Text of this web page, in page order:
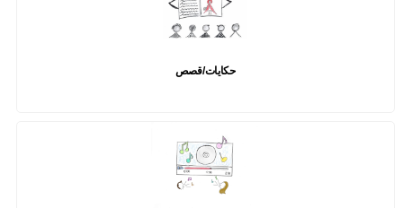
حكايات/قصص